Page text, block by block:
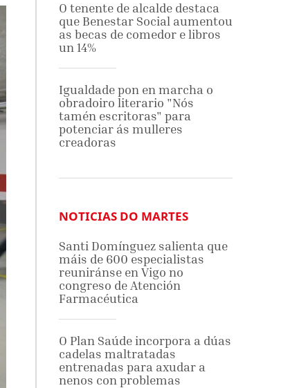
O tenente de alcalde destaca
que Benestar Social aumentou
as becas de comedor e libros
un 14%
Igualdade pon en marcha o
obradoiro literario "Nós
tamén escritoras" para
potenciar ás mulleres
creadoras
NOTICIAS DO MARTES
Santi Domínguez salienta que
máis de 600 especialistas
reuniránse en Vigo no
congreso de Atención
Farmacéutica
O Plan Saúde incorpora a dúas
cadelas maltratadas
entrenadas para axudar a
nenos con problemas